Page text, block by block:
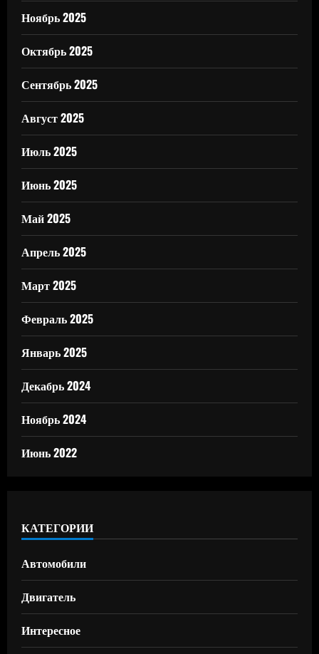
Ноябрь 2025
Октябрь 2025
Сентябрь 2025
Август 2025
Июль 2025
Июнь 2025
Май 2025
Апрель 2025
Март 2025
Февраль 2025
Январь 2025
Декабрь 2024
Ноябрь 2024
Июнь 2022
КАТЕГОРИИ
Автомобили
Двигатель
Интересное